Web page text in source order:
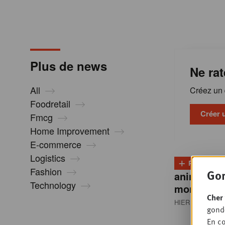
Plus de news
All
Foodretail
Fmcg
Home Improvement
E-commerce
Logistics
Fashion
Technology
Ne
Créez un
Créer
+ PLUS
animale
montée en
HIER 13:00•
En